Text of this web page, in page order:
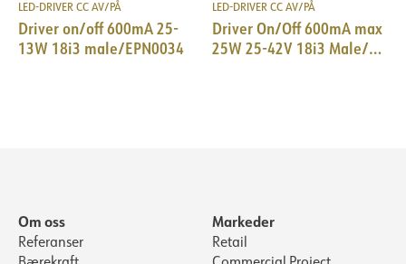
LED-DRIVER CC AV/PÅ
Driver on/off 600mA 25-
13W 18i3 male/EPN0034
LED-DRIVER CC AV/PÅ
Driver On/Off 600mA max
25W 25-42V 18i3 Male/
Om oss
Referanser
Markeder
Retail